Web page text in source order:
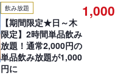
飲み放題
【期間限定★日～木
限定】2時間単品飲み
放題！通常2,000円の
単品飲み放題が1,000
円に
1,000